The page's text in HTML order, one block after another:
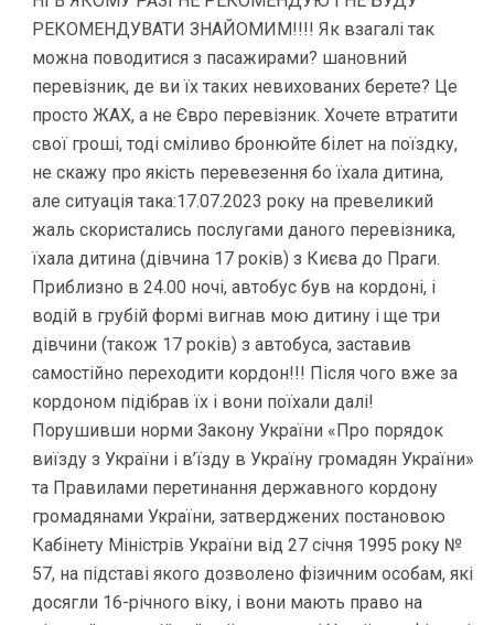
РЕКОМЕНДУВАТИ ЗНАЙОМИМ!!!! Як взагалі так
можна поводитися з пасажирами? шановний
перевізник, де ви їх таких невихованих берете? Це
просто ЖАХ, а не Євро перевізник. Хочете втратити
свої гроші, тоді сміливо бронюйте білет на поїздку,
не скажу про якість перевезення бо їхала дитина,
але ситуація така:17.07.2023 року на превеликий
жаль скористались послугами даного перевізника,
їхала дитина (дівчина 17 років) з Києва до Праги.
Приблизно в 24.00 ночі, автобус був на кордоні, і
водій в грубій формі вигнав мою дитину і ще три
дівчини (також 17 років) з автобуса, заставив
самостійно переходити кордон!!! Після чого вже за
кордоном підібрав їх і вони поїхали далі!
Порушивши норми Закону України «Про порядок
виїзду з України і в’їзду в Україну громадян України»
та Правилами перетинання державного кордону
громадянами України, затверджених постановою
Кабінету Міністрів України від 27 січня 1995 року №
57, на підставі якого дозволено фізичним особам, які
досягли 16-річного віку, і вони мають право на